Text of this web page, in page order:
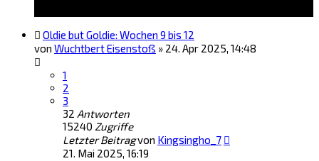
Oldie but Goldie: Wochen 9 bis 12
von Wuchtbert Eisenstoß » 24. Apr 2025, 14:48
1
2
3
32 Antworten
15240 Zugriffe
Letzter Beitragvon Kingsingho_7
21. Mai 2025, 16:19